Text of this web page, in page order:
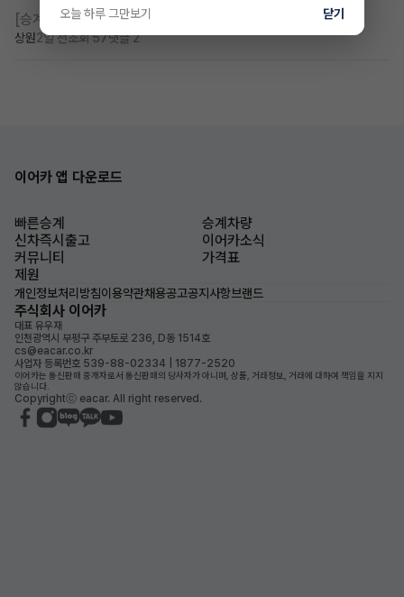
[승계찾아줘] 만24세 무보증 승계 구합니다
상원2일 전조회 57댓글 2
이어카 앱 다운로드
빠른승계
승계차량
신차즉시출고
이어카소식
커뮤니티
가격표
제원
개인정보처리방침이용약관채용공고공지사항브랜드
주식회사 이어카
대표 유우재
인천광역시 부평구 주부토로 236, D동 1514호
cs@eacar.co.kr
사업자 등록번호 539-88-02334 | 1877-2520
이어카는 통신판매 중개자로서 통신판매의 당사자가 아니며, 상품, 거래정보, 거래에 대하여 책임을 지지
않습니다.
Copyrightⓒ eacar. All right reserved.
오늘 하루 그만보기 닫기